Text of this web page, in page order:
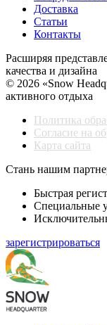
Доставка
Статьи
Контакты
Расширяя
качества и дизайна
© 2026 «Snow
активного отдыха
Политика
Согласие на
Карта сайта
Стань нашим
Быстрая
Специальные
зарегистрироваться